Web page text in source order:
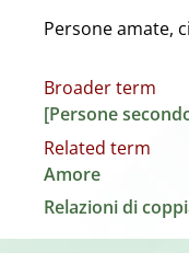
Persone amate,
Broader term
[Persone
Related term
Amore
Relazioni di